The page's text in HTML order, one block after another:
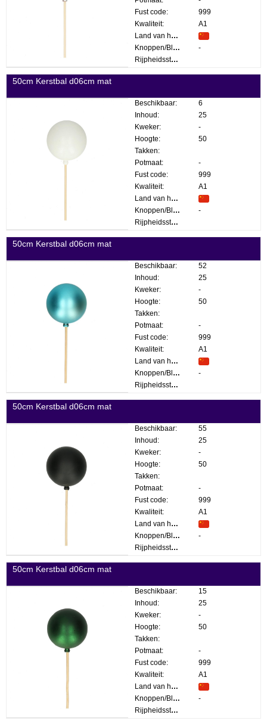
Fust code:
999
Kwaliteit:
A1
Land van herkomst:
Knoppen/Bloemen:
-
Rijpheidsstadium:
50cm Kerstbal d06cm mat
Beschikbaar:
6
Inhoud:
25
Kweker:
-
Hoogte:
50
Takken:
Potmaat:
-
Fust code:
999
Kwaliteit:
A1
Land van herkomst:
Knoppen/Bloemen:
-
Rijpheidsstadium:
50cm Kerstbal d06cm mat
Beschikbaar:
52
Inhoud:
25
Kweker:
-
Hoogte:
50
Takken:
Potmaat:
-
Fust code:
999
Kwaliteit:
A1
Land van herkomst:
Knoppen/Bloemen:
-
Rijpheidsstadium:
50cm Kerstbal d06cm mat
Beschikbaar:
55
Inhoud:
25
Kweker:
-
Hoogte:
50
Takken:
Potmaat:
-
Fust code:
999
Kwaliteit:
A1
Land van herkomst:
Knoppen/Bloemen:
-
Rijpheidsstadium:
50cm Kerstbal d06cm mat
Beschikbaar:
15
Inhoud:
25
Kweker:
-
Hoogte:
50
Takken:
Potmaat:
-
Fust code:
999
Kwaliteit:
A1
Land van herkomst:
Knoppen/Bloemen:
-
Rijpheidsstadium: